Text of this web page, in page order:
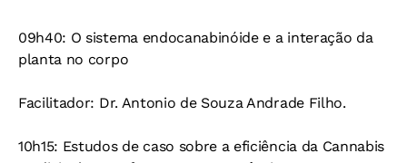
09h40: O sistema endocanabinóide e a interação da
planta no corpo
Facilitador: Dr. Antonio de Souza Andrade Filho.
10h15: Estudos de caso sobre a eficiência da Cannabis